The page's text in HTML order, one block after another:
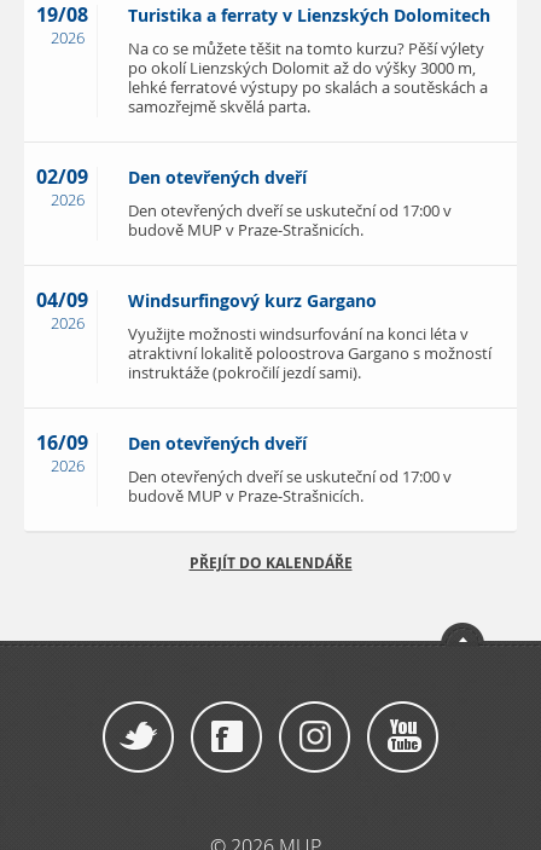
19/08
2026
Turistika a ferraty v Lienzských Dolomitech
Na co se můžete těšit na tomto kurzu? Pěší výlety
po okolí Lienzských Dolomit až do výšky 3000 m,
lehké ferratové výstupy po skalách a soutěskách a
samozřejmě skvělá parta.
02/09
2026
Den otevřených dveří
Den otevřených dveří se uskuteční od 17:00 v
budově MUP v Praze-Strašnicích.
04/09
2026
Windsurfingový kurz Gargano
Využijte možnosti windsurfování na konci léta v
atraktivní lokalitě poloostrova Gargano s možností
instruktáže (pokročilí jezdí sami).
16/09
2026
Den otevřených dveří
Den otevřených dveří se uskuteční od 17:00 v
budově MUP v Praze-Strašnicích.
PŘEJÍT DO KALENDÁŘE